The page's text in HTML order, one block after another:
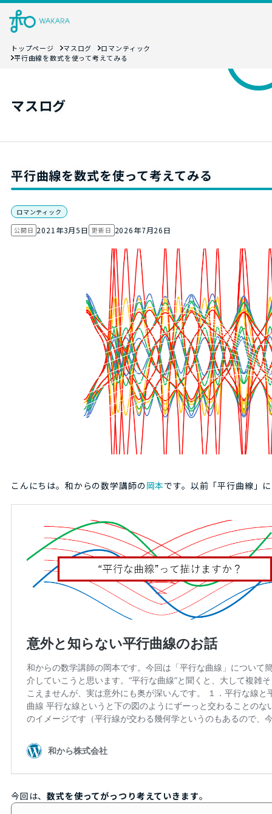
トップページ マスログ
ロマンティック
平行曲線を数式を使って考えてみる
マスログ
平行曲線を数式を使って考えてみる
ロマンティック
公開日 2021年3月5日 更新日 2026年7月26日
こんにちは。和からの数学講師の岡本です。以前「平行曲線」
今回は、数式を使ってがっつり考えていきます。